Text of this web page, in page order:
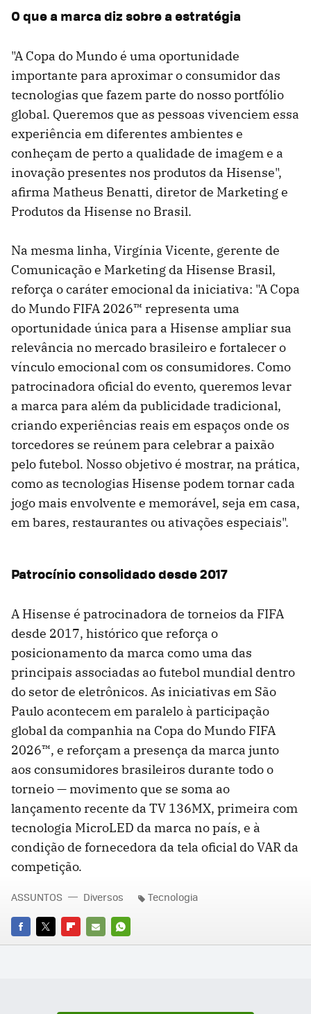
O que a marca diz sobre a estratégia
"A Copa do Mundo é uma oportunidade
importante para aproximar o consumidor das
tecnologias que fazem parte do nosso portfólio
global. Queremos que as pessoas vivenciem essa
experiência em diferentes ambientes e
conheçam de perto a qualidade de imagem e a
inovação presentes nos produtos da Hisense",
afirma Matheus Benatti, diretor de Marketing e
Produtos da Hisense no Brasil.
Na mesma linha, Virgínia Vicente, gerente de
Comunicação e Marketing da Hisense Brasil,
reforça o caráter emocional da iniciativa: "A Copa
do Mundo FIFA 2026™ representa uma
oportunidade única para a Hisense ampliar sua
relevância no mercado brasileiro e fortalecer o
vínculo emocional com os consumidores. Como
patrocinadora oficial do evento, queremos levar
a marca para além da publicidade tradicional,
criando experiências reais em espaços onde os
torcedores se reúnem para celebrar a paixão
pelo futebol. Nosso objetivo é mostrar, na prática,
como as tecnologias Hisense podem tornar cada
jogo mais envolvente e memorável, seja em casa,
em bares, restaurantes ou ativações especiais".
Patrocínio consolidado desde 2017
A Hisense é patrocinadora de torneios da FIFA
desde 2017, histórico que reforça o
posicionamento da marca como uma das
principais associadas ao futebol mundial dentro
do setor de eletrônicos. As iniciativas em São
Paulo acontecem em paralelo à participação
global da companhia na Copa do Mundo FIFA
2026™, e reforçam a presença da marca junto
aos consumidores brasileiros durante todo o
torneio — movimento que se soma ao
lançamento recente da TV 136MX, primeira com
tecnologia MicroLED da marca no país, e à
condição de fornecedora da tela oficial do VAR da
competição.
FACEBOOK
TWITTERFLIPBOARD
E-
WHATSAPP
ASSUNTOS Diversos Tecnologia